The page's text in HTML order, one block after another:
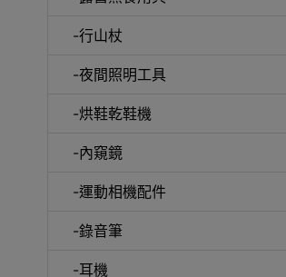
-行山杖
-夜間照明工具
-烘鞋乾鞋機
-內窺鏡
-運動相機配件
-錄音筆
-耳機